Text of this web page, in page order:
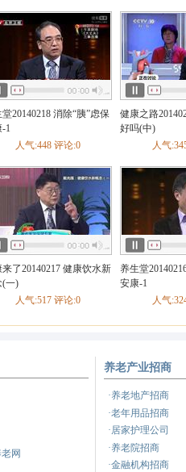
养生 健康
20140218 消除“胰”虑保
1
人气:448 评论:0
健康之路
好吗(中)
人气
了20140217 健康饮水新
(一)
人气:517 评论:0
养生堂
安康-1
人气
网
养老产业招商
·养老地产招商
·老年用品招商
·居家护理公司
·养老院招商
·金融机构招商